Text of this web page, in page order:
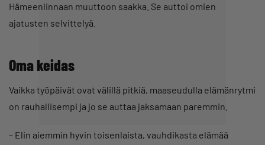
Hämeenlinnaan muuttoon saakka. Se auttoi omien
ajatusten selvittelyä.
Oma keidas
Vaikka työpäivät ovat välillä pitkiä, maaseudulla elämänrytmi
on rauhallisempi ja jo se auttaa jaksamaan paremmin.
– Elin aiemmin hyvin toisenlaista, vauhdikasta elämää